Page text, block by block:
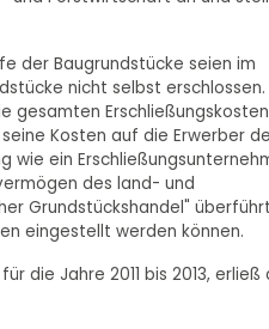
der Baugrundstücke seien im
nicht selbst erschlossen.
gesamten Erschließungskosten
Kosten auf die Erwerber
wie ein
des land- und
Grundstückshandel" überführt
eingestellt werden können.
die Jahre 2011 bis 2013, erließ